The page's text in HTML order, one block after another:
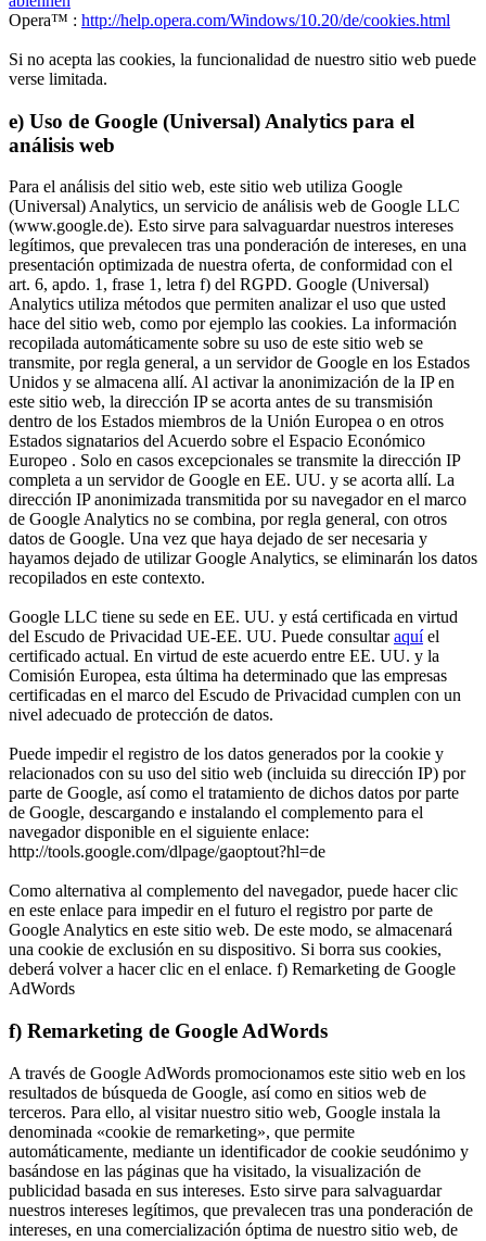
Opera™ : http://help.opera.com/Windows/10.20/de/cookies.html
Si no acepta las cookies, la funcionalidad de nuestro sitio web puede
verse limitada.
e) Uso de Google (Universal) Analytics para el
análisis web
Para el análisis del sitio web, este sitio web utiliza Google
(Universal) Analytics, un servicio de análisis web de Google LLC
(www.google.de). Esto sirve para salvaguardar nuestros intereses
legítimos, que prevalecen tras una ponderación de intereses, en una
presentación optimizada de nuestra oferta, de conformidad con el
art. 6, apdo. 1, frase 1, letra f) del RGPD. Google (Universal)
Analytics utiliza métodos que permiten analizar el uso que usted
hace del sitio web, como por ejemplo las cookies. La información
recopilada automáticamente sobre su uso de este sitio web se
transmite, por regla general, a un servidor de Google en los Estados
Unidos y se almacena allí. Al activar la anonimización de la IP en
este sitio web, la dirección IP se acorta antes de su transmisión
dentro de los Estados miembros de la Unión Europea o en otros
Estados signatarios del Acuerdo sobre el Espacio Económico
Europeo . Solo en casos excepcionales se transmite la dirección IP
completa a un servidor de Google en EE. UU. y se acorta allí. La
dirección IP anonimizada transmitida por su navegador en el marco
de Google Analytics no se combina, por regla general, con otros
datos de Google. Una vez que haya dejado de ser necesaria y
hayamos dejado de utilizar Google Analytics, se eliminarán los datos
recopilados en este contexto.
Google LLC tiene su sede en EE. UU. y está certificada en virtud
del Escudo de Privacidad UE-EE. UU. Puede consultaraquíel
certificado actual. En virtud de este acuerdo entre EE. UU. y la
Comisión Europea, esta última ha determinado que las empresas
certificadas en el marco del Escudo de Privacidad cumplen con un
nivel adecuado de protección de datos.
Puede impedir el registro de los datos generados por la cookie y
relacionados con su uso del sitio web (incluida su dirección IP) por
parte de Google, así como el tratamiento de dichos datos por parte
de Google, descargando e instalando el complemento para el
navegador disponible en el siguiente enlace:
http://tools.google.com/dlpage/gaoptout?hl=de
Como alternativa al complemento del navegador, puede hacer clic
en este enlace para impedir en el futuro el registro por parte de
Google Analytics en este sitio web. De este modo, se almacenará
una cookie de exclusión en su dispositivo. Si borra sus cookies,
deberá volver a hacer clic en el enlace. f) Remarketing de Google
AdWords
f) Remarketing de Google AdWords
A través de Google AdWords promocionamos este sitio web en los
resultados de búsqueda de Google, así como en sitios web de
terceros. Para ello, al visitar nuestro sitio web, Google instala la
denominada «cookie de remarketing», que permite
automáticamente, mediante un identificador de cookie seudónimo y
basándose en las páginas que ha visitado, la visualización de
publicidad basada en sus intereses. Esto sirve para salvaguardar
nuestros intereses legítimos, que prevalecen tras una ponderación de
intereses, en una comercialización óptima de nuestro sitio web, de